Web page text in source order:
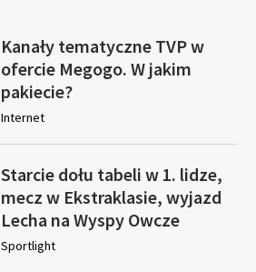
Kanały tematyczne TVP w
ofercie Megogo. W jakim
pakiecie?
Internet
Starcie dołu tabeli w 1. lidze,
mecz w Ekstraklasie, wyjazd
Lecha na Wyspy Owcze
Sportlight